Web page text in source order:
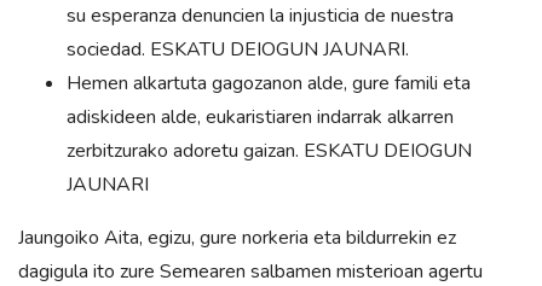
su esperanza denuncien la injusticia de nuestra
sociedad. ESKATU DEIOGUN JAUNARI.
Hemen alkartuta gagozanon alde, gure famili eta
adiskideen alde, eukaristiaren indarrak alkarren
zerbitzurako adoretu gaizan. ESKATU DEIOGUN
JAUNARI
Jaungoiko Aita, egizu, gure norkeria eta bildurrekin ez
dagigula ito zure Semearen salbamen misterioan agertu